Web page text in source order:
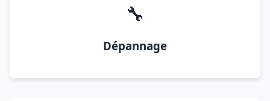
🔧
Dépannage